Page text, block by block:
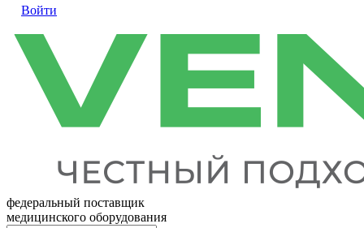
Войти
федеральный поставщик
медицинского оборудования